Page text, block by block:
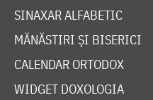
SINAXAR ALFABETIC
MĂNĂSTIRI ȘI BISERICI
CALENDAR ORTODOX
WIDGET DOXOLOGIA